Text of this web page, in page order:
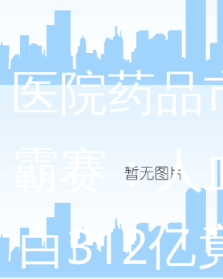
医院药品
霸赛：人
白312亿